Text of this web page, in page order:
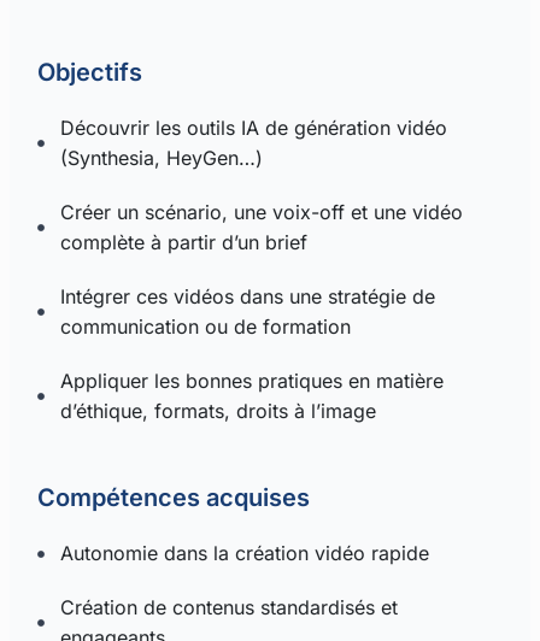
Objectifs
Découvrir les outils IA de génération vidéo
(Synthesia, HeyGen…)
Créer un scénario, une voix-off et une vidéo
complète à partir d’un brief
Intégrer ces vidéos dans une stratégie de
communication ou de formation
Appliquer les bonnes pratiques en matière
d’éthique, formats, droits à l’image
Compétences acquises
Autonomie dans la création vidéo rapide
Création de contenus standardisés et